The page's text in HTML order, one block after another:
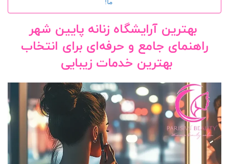
ما!
بهترین آرایشگاه زنانه پایین شهر
راهنمای جامع و حرفه‌ای برای انتخاب
بهترین خدمات زیبایی